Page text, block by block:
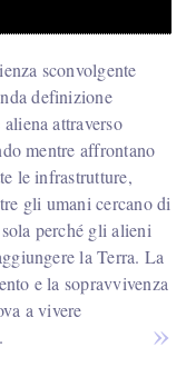
sconvolgente
definizione
attraverso
mentre affrontano
le infrastrutture,
gli umani cercano di
perché gli alieni
la Terra. La
e la sopravvivenza
a vivere